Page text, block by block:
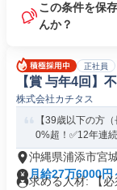
この条件を保
んか？
正社員
【賞 与年4回】
株式会社カチタス
【39歳以下の方
0%超！✅12年連
沖縄県浦添市宮
月給27万6000円
求める人材: 【